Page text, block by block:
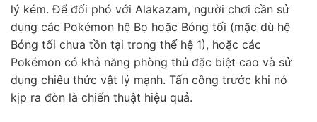
lý kém. Để đối phó với Alakazam, người chơi cần sử
dụng các Pokémon hệ Bọ hoặc Bóng tối (mặc dù hệ
Bóng tối chưa tồn tại trong thế hệ 1), hoặc các
Pokémon có khả năng phòng thủ đặc biệt cao và sử
dụng chiêu thức vật lý mạnh. Tấn công trước khi nó
kịp ra đòn là chiến thuật hiệu quả.